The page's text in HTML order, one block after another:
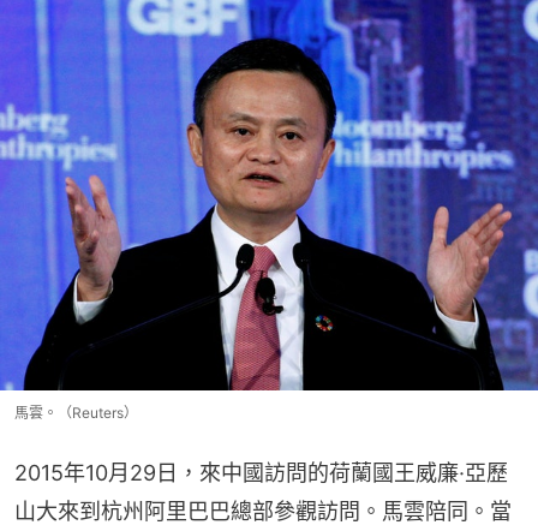
馬雲。（Reuters）
2015年10月29日，來中國訪問的荷蘭國王威廉·亞歷
山大來到杭州阿里巴巴總部參觀訪問。馬雲陪同。當